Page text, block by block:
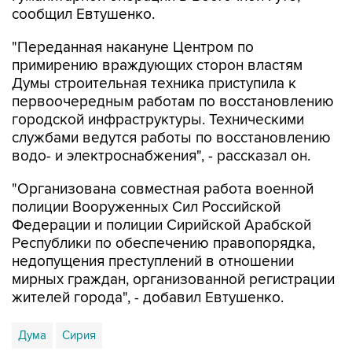
сообщил Евтушенко.
"Переданная накануне Центром по
примирению враждующих сторон властям
Думы строительная техника приступила к
первоочередным работам по восстановлению
городской инфраструктуры. Техническими
службами ведутся работы по восстановлению
водо- и электроснабжения", - рассказал он.
"Организована совместная работа военной
полиции Вооруженных Сил Российской
Федерации и полиции Сирийской Арабской
Республики по обеспечению правопорядка,
недопущения преступлений в отношении
мирных граждан, организованной регистрации
жителей города", - добавил Евтушенко.
Дума Сирия